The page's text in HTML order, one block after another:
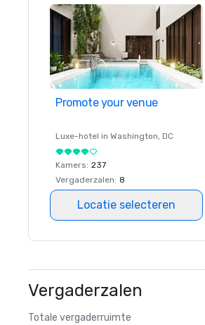
Promote your venue
Luxe-hotel in Washington, DC
Kamers: 237
Vergaderzalen: 8
Locatie selecteren
Vergaderzalen
Totale vergaderruimte